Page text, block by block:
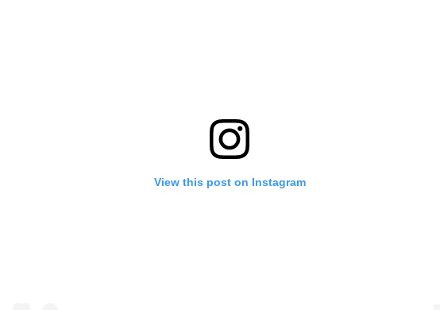
View this post on Instagram